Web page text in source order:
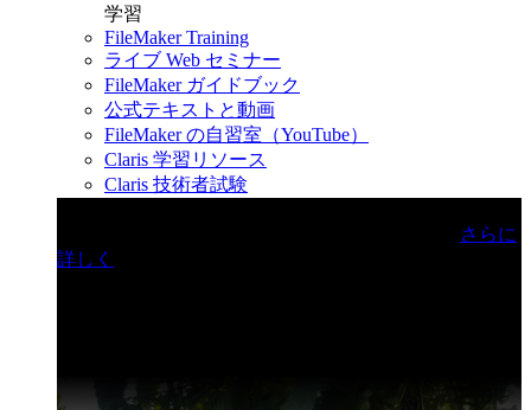
学習
FileMaker Training
ライブ Web セミナー
FileMaker ガイドブック
公式テキストと動画
FileMaker の自習室（YouTube）
Claris 学習リソース
Claris 技術者試験
さらに
詳しく